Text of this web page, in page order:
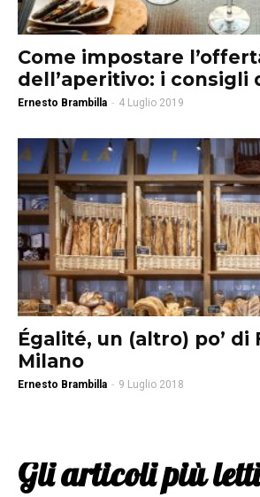
Come impostare
dell’aperitivo: i consigli
Ernesto Brambilla - 4 Luglio 2019
Égalité, un (altro) po’ di
Milano
Ernesto Brambilla - 9 Luglio 2018
Gli articoli più letti